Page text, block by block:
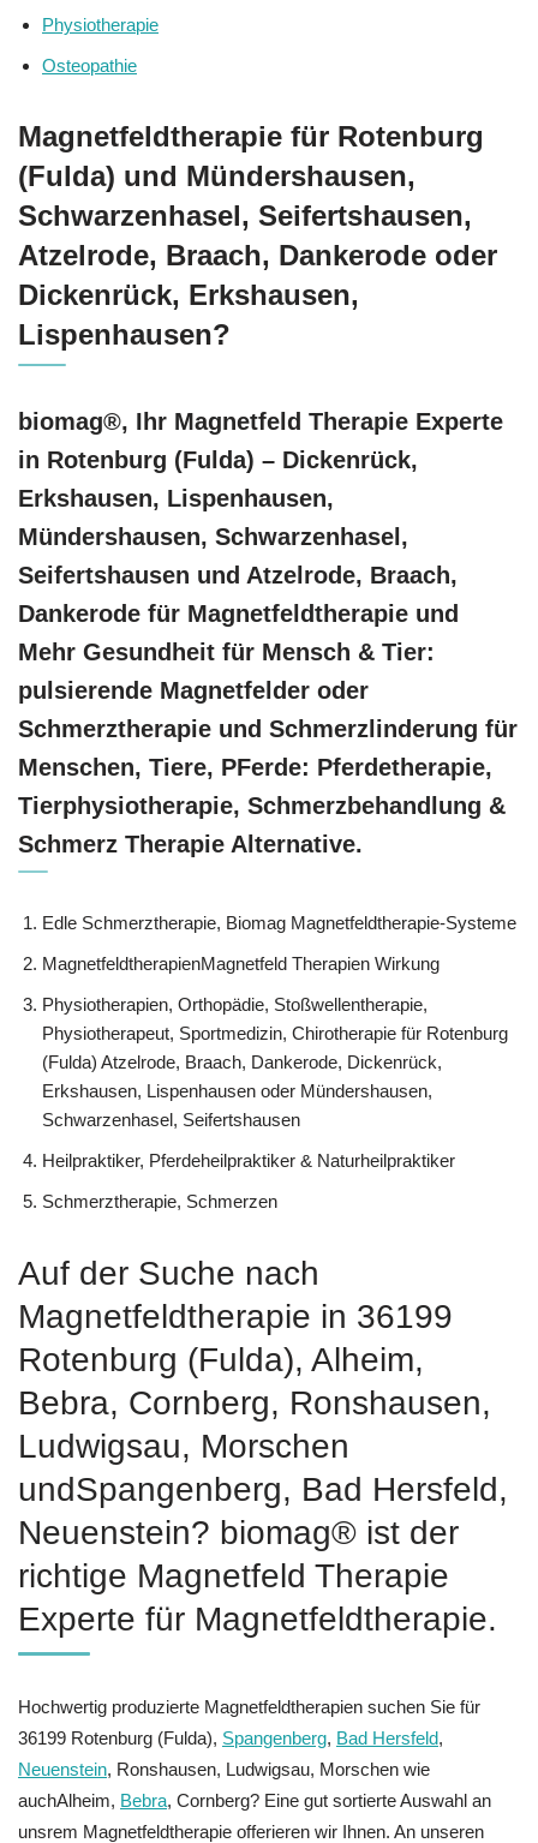
Physiotherapie
Osteopathie
Magnetfeldtherapie für Rotenburg
(Fulda) und Mündershausen,
Schwarzenhasel, Seifertshausen,
Atzelrode, Braach, Dankerode oder
Dickenrück, Erkshausen,
Lispenhausen?
biomag®, Ihr Magnetfeld Therapie Experte
in Rotenburg (Fulda) – Dickenrück,
Erkshausen, Lispenhausen,
Mündershausen, Schwarzenhasel,
Seifertshausen und Atzelrode, Braach,
Dankerode für Magnetfeldtherapie und
Mehr Gesundheit für Mensch & Tier:
pulsierende Magnetfelder oder
Schmerztherapie und Schmerzlinderung für
Menschen, Tiere, PFerde: Pferdetherapie,
Tierphysiotherapie, Schmerzbehandlung &
Schmerz Therapie Alternative.
Edle Schmerztherapie, Biomag Magnetfeldtherapie-Systeme
MagnetfeldtherapienMagnetfeld Therapien Wirkung
Physiotherapien, Orthopädie, Stoßwellentherapie,
Physiotherapeut, Sportmedizin, Chirotherapie für Rotenburg
(Fulda) Atzelrode, Braach, Dankerode, Dickenrück,
Erkshausen, Lispenhausen oder Mündershausen,
Schwarzenhasel, Seifertshausen
Heilpraktiker, Pferdeheilpraktiker & Naturheilpraktiker
Schmerztherapie, Schmerzen
Auf der Suche nach
Magnetfeldtherapie in 36199
Rotenburg (Fulda), Alheim,
Bebra, Cornberg, Ronshausen,
Ludwigsau, Morschen
undSpangenberg, Bad Hersfeld,
Neuenstein? biomag® ist der
richtige Magnetfeld Therapie
Experte für Magnetfeldtherapie.
Hochwertig produzierte Magnetfeldtherapien suchen Sie für
36199 Rotenburg (Fulda), Spangenberg, Bad Hersfeld,
Neuenstein, Ronshausen, Ludwigsau, Morschen wie
auchAlheim, Bebra, Cornberg? Eine gut sortierte Auswahl an
unsrem Magnetfeldtherapie offerieren wir Ihnen. An unseren